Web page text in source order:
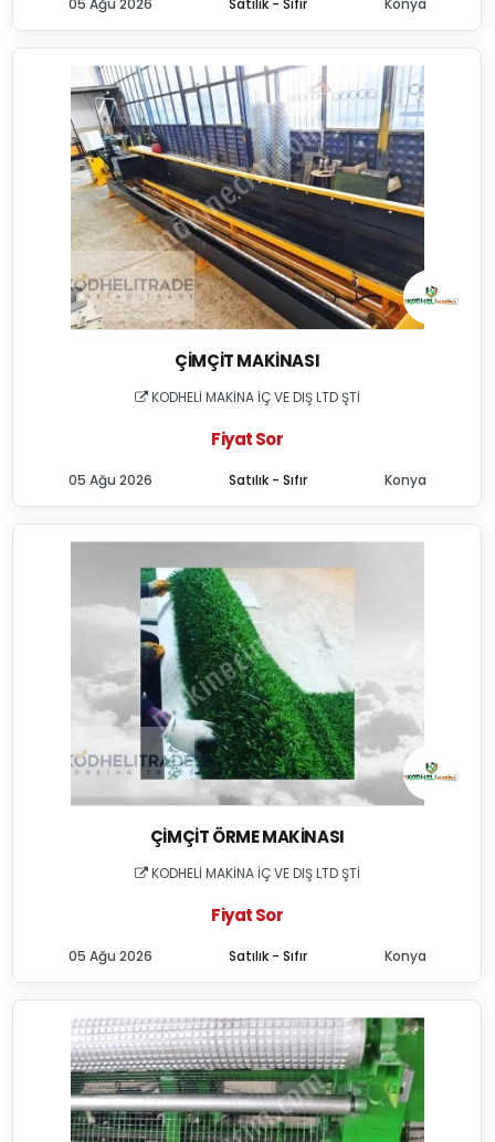
Satılık - Sıfır
05 Ağu 2026 Konya
ÇIMÇIT MAKINASI
KODHELİ MAKİNA İÇ VE DIŞ LTD ŞTİ
Fiyat Sor
Satılık - Sıfır
05 Ağu 2026 Konya
ÇIMÇIT ÖRME MAKINASI
KODHELİ MAKİNA İÇ VE DIŞ LTD ŞTİ
Fiyat Sor
Satılık - Sıfır
05 Ağu 2026 Konya